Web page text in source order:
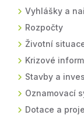
Vyhlášky a
Rozpočty
Životní
Krizové
Stavby a
Oznamovací
Dotace a